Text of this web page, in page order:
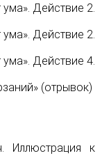
Действие 2.
Действие 2.
Действие 4.
(отрывок)
Иллюстрация к